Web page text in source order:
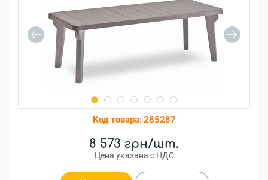
Код товара:285287
8 573 грн/шт.
Цена указана с НДС